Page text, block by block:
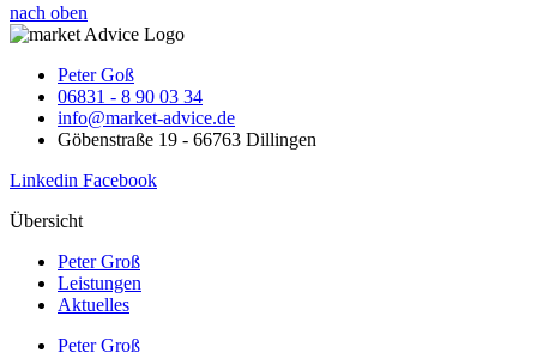
nach oben
Peter Goß
06831 - 8 90 03 34
info@market-advice.de
Göbenstraße 19 - 66763 Dillingen
Linkedin Facebook
Übersicht
Peter Groß
Leistungen
Aktuelles
Peter Groß